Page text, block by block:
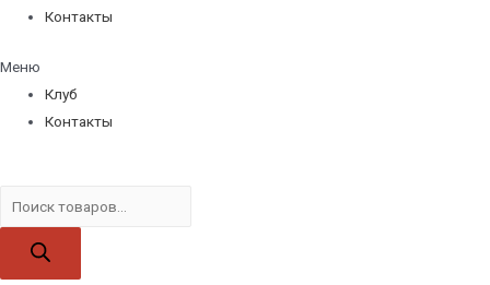
Контакты
Меню
Клуб
Контакты
товаров